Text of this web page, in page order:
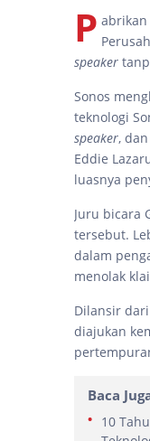
P abrikan
speaker
Sonos
teknologi
speaker,
Eddie
luasnya
Juru bicara
tersebut.
dalam
menolak
Dilansir dari
diajukan
Baca
10